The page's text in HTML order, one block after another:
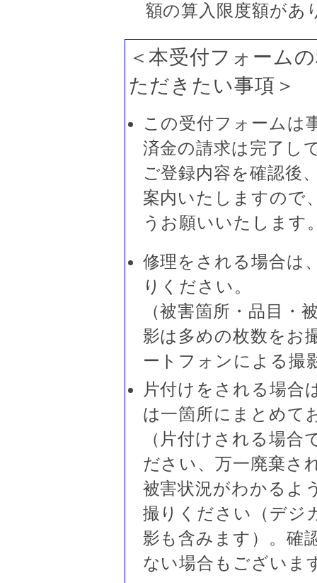
額の算入限度額があ
＜本受付フォーム
ただきたい事項＞
この受付フォームは
済金の請求は完了し
ご登録内容を確認後
案内いたしますので
うお願いいたします
修理をされる場合は
りください。
（被害箇所・品目・
影は多めの枚数をお
ートフォンによる撮
片付けをされる場合
は一箇所にまとめて
（片付けされる場
ださい、万一廃棄さ
被害状況がわかるよ
撮りください（デジ
影も含みます）。確
ない場合もございま